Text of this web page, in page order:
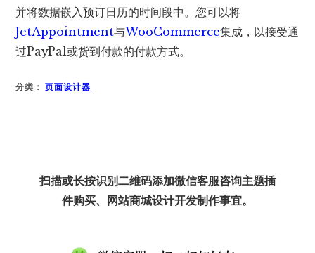
并将数据嵌入预订日历的时间段中。您可以将
JetAppointment与WooCommerce集成，以接受通
过PayPal或货到付款的付款方式。
分类：页面设计器
扫描或长按识别二维码添加微信客服咨询主题插
件购买、网站商城设计开发制作事宜。